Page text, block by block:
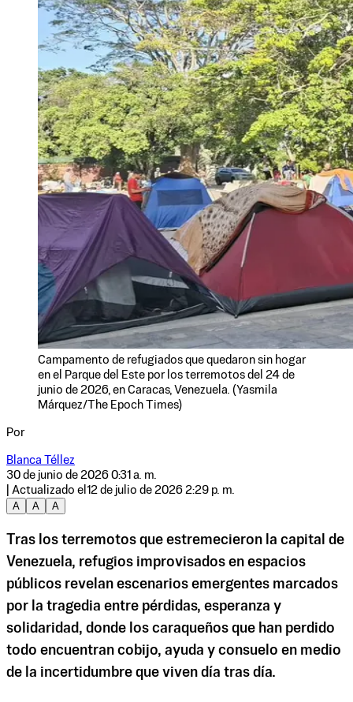
Campamento de refugiados que quedaron sin hogar
en el Parque del Este por los terremotos del 24 de
junio de 2026, en Caracas, Venezuela. (Yasmila
Márquez/The Epoch Times)
Por
Blanca Téllez
30 de junio de 2026 0:31 a. m.
| Actualizado el 12 de julio de 2026 2:29 p. m.
A
A A
Tras los terremotos que estremecieron la capital de
Venezuela, refugios improvisados en espacios
públicos revelan escenarios emergentes marcados
por la tragedia entre pérdidas, esperanza y
solidaridad, donde los caraqueños que han perdido
todo encuentran cobijo, ayuda y consuelo en medio
de la incertidumbre que viven día tras día.